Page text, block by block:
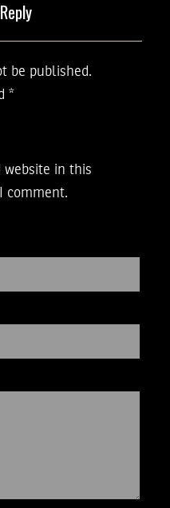
be published.
*
website in this
comment.